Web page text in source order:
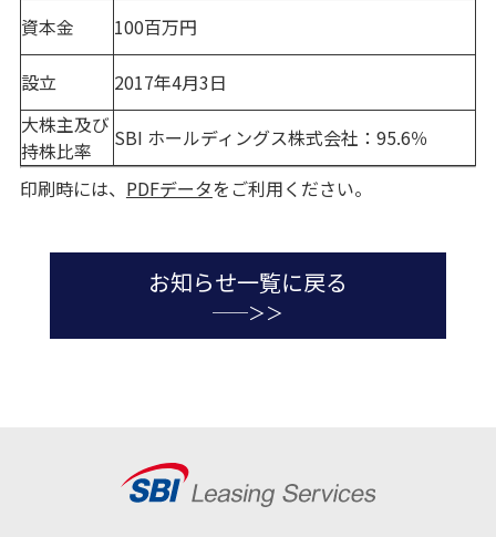
資本金
100百万円
設立
2017年4月3日
大株主及び
持株比率
SBI ホールディングス株式会社：95.6％
印刷時には、 PDFデータをご利用ください。
お知らせ一覧に戻る